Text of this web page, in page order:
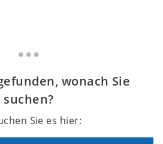
wonach Sie
suchen?
Sie es hier: